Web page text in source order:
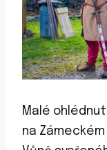
Malé
na